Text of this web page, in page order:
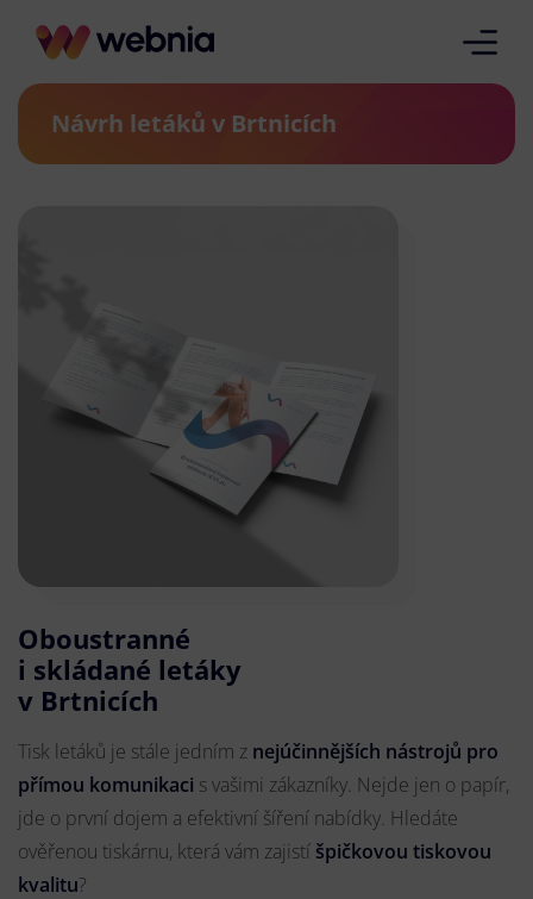
Návrh letáků v Brtnicích
Oboustranné
i skládané letáky
v Brtnicích
Tisk letáků je stále jedním z nejúčinnějších nástrojů pro
přímou komunikaci s vašimi zákazníky. Nejde jen o papír,
jde o první dojem a efektivní šíření nabídky. Hledáte
ověřenou tiskárnu, která vám zajistí špičkovou tiskovou
kvalitu?